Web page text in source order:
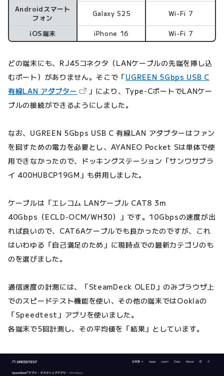
Androidスマート
フォン
Galaxy S25 Wi-Fi 7
iOS端末 iPhone 16 Wi-Fi 7
どの端末にも、RJ45コネクタ（LANケーブルの先端を挿し込
むポート）がありません。そこで「UGREEN 5Gbps USB C
有線LAN アダプター （新しいタブで開きます）
」により、Type-CポートでLANケー
ブルの接続ができるようにしました。
なお、UGREEN 5Gbps USB C 有線LAN アダプターはファン
を回すための電力を必要とし、AYANEO Pocket Sは単体で使
用できなかったので、ドッキングステーション「サンワサプラ
イ 400HUBCP19GM」も併用しました。
ケーブルは「エレコム LANケーブル CAT8 3m
40Gbps（ECLD-OCM/WH30）」です。10Gbpsの速度が出
れば良いので、CAT6Aケーブルでも良かったのですが、これ
はいわゆる「自己満足のため」に現時点での最新カテゴリのも
のを選びました。
通信速度の計測には、「SteamDeck OLED」のみブラウザ上
でのスピードテスト機能を使い、その他の端末ではOoklaの
「Speedtest」アプリを使いました。
各端末で5回計測し、その平均値を「結果」としています。